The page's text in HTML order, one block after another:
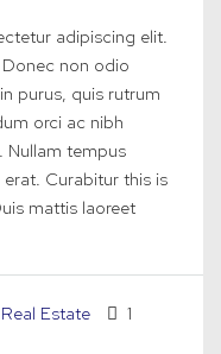
adipiscing elit.
non odio
purus, quis rutrum
orci ac nibh
Nullam tempus
Curabitur this is
mattis laoreet
Real Estate 1